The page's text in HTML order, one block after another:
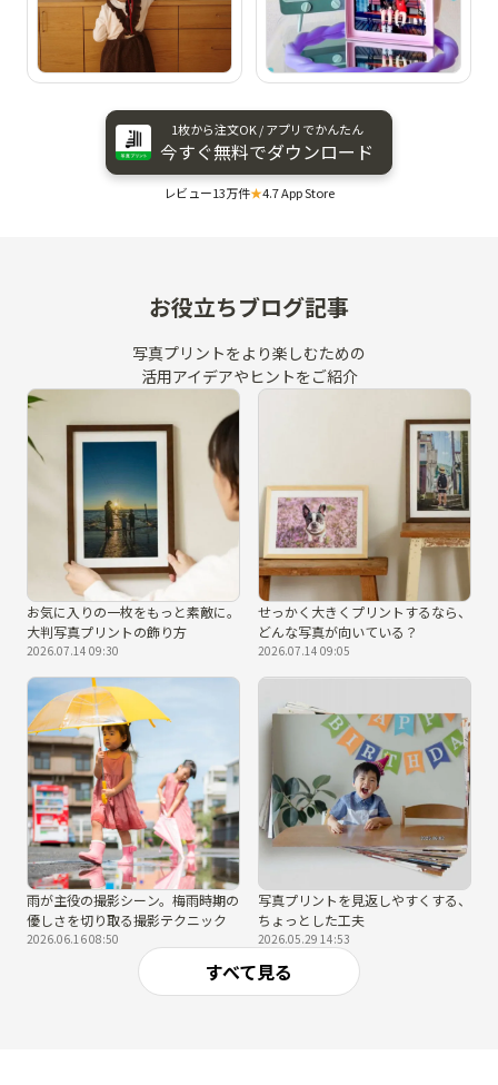
1枚から​注文OK / アプリで​かんたん
今すぐ​無料で​ダウンロード
レビュー13万件★4.7 App Store
お役立ちブログ記事
写真プリントをより楽しむための
活用アイデアやヒントをご紹介
お気に入りの一枚をもっと素敵に。
大判写真プリントの飾り方
2026.07.14 09:30
せっかく大きくプリントするなら、
どんな写真が向いている？
2026.07.14 09:05
雨が主役の撮影シーン。梅雨時期の
優しさを切り取る撮影テクニック
2026.06.16 08:50
写真プリントを見返しやすくする、
ちょっとした工夫
2026.05.29 14:53
すべて見る